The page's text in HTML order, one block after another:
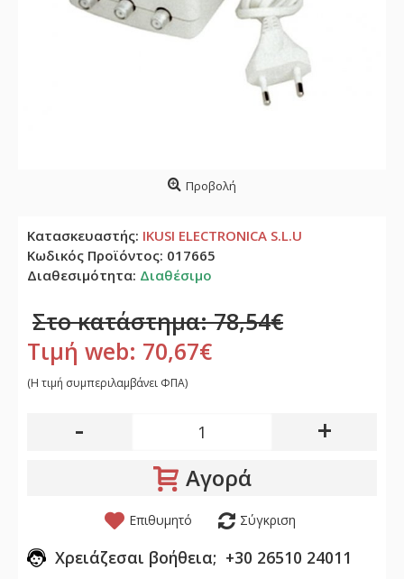
Προβολή
Κατασκευαστής: IKUSI ELECTRONICA S.L.U
Κωδικός Προϊόντος: 017665
Διαθεσιμότητα: Διαθέσιμο
Στο κατάστημα: 78,54€
Τιμή web: 70,67€
(H τιμή συμπεριλαμβάνει ΦΠΑ)
- +
Αγορά
Επιθυμητό Σύγκριση
Χρειάζεσαι βοήθεια; +30 26510 24011